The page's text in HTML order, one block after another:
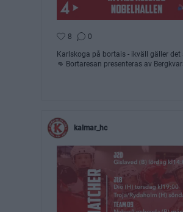
8 0
Karlskoga på bortais - ikväll gäller det
👊 Bortaresan presenteras av
kalmar_hc